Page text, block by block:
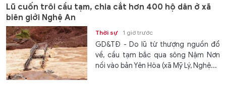
Lũ cuốn trôi cầu tạm, chia cắt hơn 400 hộ dân ở xã
biên giới Nghệ An
Thời sự 1 giờ trước
GD&TĐ - Do lũ từ thượng nguồn đổ
về, cầu tạm bắc qua sông Nậm Nơn
nối vào bản Yên Hòa (xã Mỹ Lý, Nghệ...